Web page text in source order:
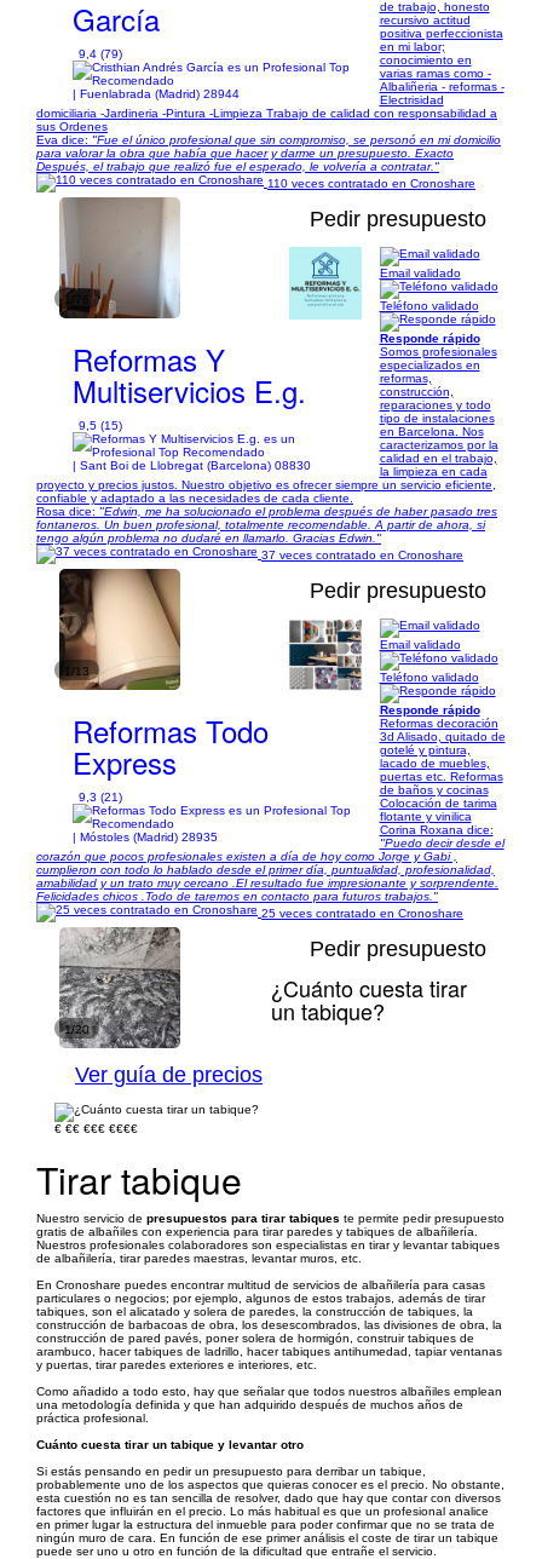
García
9,4 (79)
| Fuenlabrada (Madrid) 28944
de trabajo, honesto
recursivo actitud
positiva perfeccionista
en mi labor;
conocimiento en
varias ramas como -
Albaliñeria - reformas -
Electrisidad
domiciliaria -Jardineria -Pintura -Limpieza Trabajo de calidad con responsabilidad a
sus Ordenes
Eva dice: "Fue el único profesional que sin compromiso, se personó en mi domicilio
para valorar la obra que había que hacer y darme un presupuesto. Exacto
Después, el trabajo que realizó fue el esperado, le volvería a contratar."
110 veces contratado en Cronoshare
1/76
Pedir presupuesto
Reformas Y
Multiservicios E.g.
9,5 (15)
| Sant Boi de Llobregat (Barcelona) 08830
Email validado
Teléfono validado
Responde rápido
Somos profesionales
especializados en
reformas,
construcción,
reparaciones y todo
tipo de instalaciones
en Barcelona. Nos
caracterizamos por la
calidad en el trabajo,
la limpieza en cada
proyecto y precios justos. Nuestro objetivo es ofrecer siempre un servicio eficiente,
confiable y adaptado a las necesidades de cada cliente.
Rosa dice: "Edwin, me ha solucionado el problema después de haber pasado tres
fontaneros. Un buen profesional, totalmente recomendable. A partir de ahora, si
tengo algún problema no dudaré en llamarlo. Gracias Edwin."
37 veces contratado en Cronoshare
1/13
Pedir presupuesto
Reformas Todo
Express
9,3 (21)
| Móstoles (Madrid) 28935
Email validado
Teléfono validado
Responde rápido
Reformas decoración
3d Alisado, quitado de
gotelé y pintura,
lacado de muebles,
puertas etc. Reformas
de baños y cocinas
Colocación de tarima
flotante y vinilica
Corina Roxana dice:
"Puedo decir desde el
corazón que pocos profesionales existen a día de hoy como Jorge y Gabi ,
cumplieron con todo lo hablado desde el primer día, puntualidad, profesionalidad,
amabilidad y un trato muy cercano .El resultado fue impresionante y sorprendente.
Felicidades chicos .Todo de taremos en contacto para futuros trabajos."
25 veces contratado en Cronoshare
1/20
Pedir presupuesto
¿Cuánto cuesta tirar
un tabique?
Ver guía de precios
€ €€ €€€ €€€€
Tirar tabique
Nuestro servicio de presupuestos para tirar tabiques te permite pedir presupuesto
gratis de albañiles con experiencia para tirar paredes y tabiques de albañilería.
Nuestros profesionales colaboradores son especialistas en tirar y levantar tabiques
de albañilería, tirar paredes maestras, levantar muros, etc.
En Cronoshare puedes encontrar multitud de servicios de albañilería para casas
particulares o negocios; por ejemplo, algunos de estos trabajos, además de tirar
tabiques, son el alicatado y solera de paredes, la construcción de tabiques, la
construcción de barbacoas de obra, los desescombrados, las divisiones de obra, la
construcción de pared pavés, poner solera de hormigón, construir tabiques de
arambuco, hacer tabiques de ladrillo, hacer tabiques antihumedad, tapiar ventanas
y puertas, tirar paredes exteriores e interiores, etc.
Como añadido a todo esto, hay que señalar que todos nuestros albañiles emplean
una metodología definida y que han adquirido después de muchos años de
práctica profesional.
Cuánto cuesta tirar un tabique y levantar otro
Si estás pensando en pedir un presupuesto para derribar un tabique,
probablemente uno de los aspectos que quieras conocer es el precio. No obstante,
esta cuestión no es tan sencilla de resolver, dado que hay que contar con diversos
factores que influirán en el precio. Lo más habitual es que un profesional analice
en primer lugar la estructura del inmueble para poder confirmar que no se trata de
ningún muro de cara. En función de ese primer análisis el coste de tirar un tabique
puede ser uno u otro en función de la dificultad que entrañe el servicio.